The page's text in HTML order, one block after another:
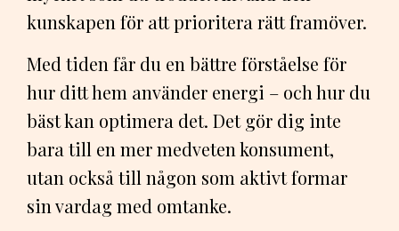
kunskapen för att prioritera rätt framöver.
Med tiden får du en bättre förståelse för
hur ditt hem använder energi – och hur du
bäst kan optimera det. Det gör dig inte
bara till en mer medveten konsument,
utan också till någon som aktivt formar
sin vardag med omtanke.